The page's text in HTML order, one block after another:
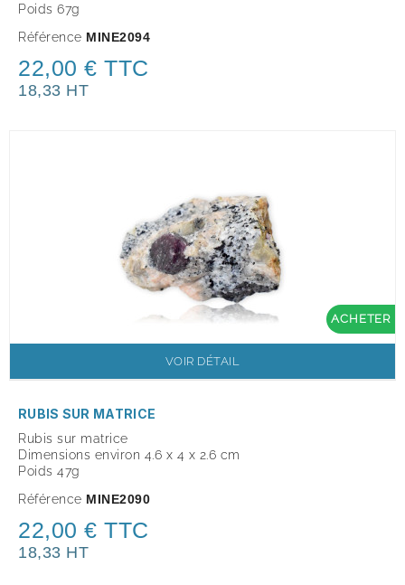
Poids 67g
Référence MINE2094
22,00 € TTC
18,33 HT
ACHETER
VOIR DÉTAIL
RUBIS SUR MATRICE
Rubis sur matrice
Dimensions environ 4.6 x 4 x 2.6 cm
Poids 47g
Référence MINE2090
22,00 € TTC
18,33 HT